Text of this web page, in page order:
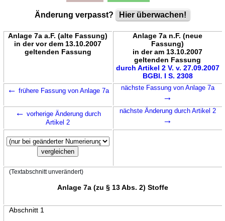
Änderung verpasst? Hier überwachen!
Anlage 7a a.F. (alte Fassung)
in der vor dem 13.10.2007
geltenden Fassung
Anlage 7a n.F. (neue
Fassung)
in der am 13.10.2007
geltenden Fassung
durch Artikel 2 V. v. 27.09.2007
BGBl. I S. 2308
← frühere Fassung von Anlage 7a nächste Fassung von Anlage 7a
→
← vorherige Änderung durch
Artikel 2
nächste Änderung durch Artikel 2
→
(Textabschnitt unverändert)
Anlage 7a (zu § 13 Abs. 2) Stoffe
Abschnitt 1